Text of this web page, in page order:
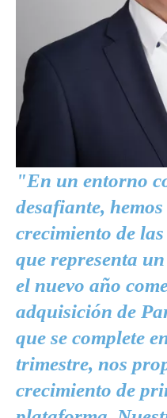
"En un entorno
desafiante,
crecimiento de
que representa
el nuevo año
adquisición de
que se complete
trimestre, nos
crecimiento de